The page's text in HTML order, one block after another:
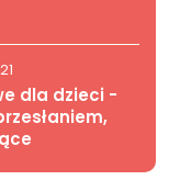
dla dzieci -